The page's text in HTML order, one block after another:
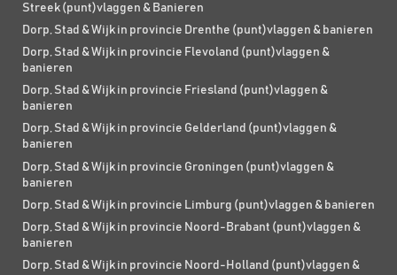
Streek (punt)vlaggen & Banieren
Dorp, Stad & Wijk in provincie Drenthe (punt)vlaggen & banieren
Dorp, Stad & Wijk in provincie Flevoland (punt)vlaggen &
banieren
Dorp, Stad & Wijk in provincie Friesland (punt)vlaggen &
banieren
Dorp, Stad & Wijk in provincie Gelderland (punt)vlaggen &
banieren
Dorp, Stad & Wijk in provincie Groningen (punt)vlaggen &
banieren
Dorp, Stad & Wijk in provincie Limburg (punt)vlaggen & banieren
Dorp, Stad & Wijk in provincie Noord-Brabant (punt)vlaggen &
banieren
Dorp, Stad & Wijk in provincie Noord-Holland (punt)vlaggen &